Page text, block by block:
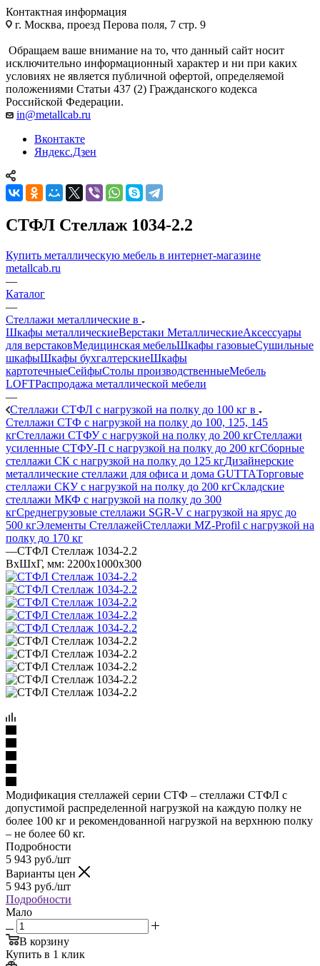
Контактная информация
г. Москва, проезд Перова поля, 7 стр. 9
Обращаем ваше внимание на то, что данный сайт носит
исключительно информационный характер и ни при каких
условиях не является публичной офертой, определяемой
положениями Статьи 437 (2) Гражданского кодекса
Российской Федерации.
in@metallcab.ru
Вконтакте
Яндекс.Дзен
СТФЛ Стеллаж 1034-2.2
Купить металлическую мебель в интернет-магазине
metallcab.ru
—
Каталог
—
Стеллажи металлические в
Шкафы металлическиеВерстаки МеталлическиеАксессуары
для верстаковМедицинская мебельШкафы газовыеСушильные
шкафыШкафы бухгалтерскиеШкафы
картотечныеСейфыСтолы производственныеМебель
LOFTРаспродажа металлической мебели
—
Стеллажи СТФЛ с нагрузкой на полку до 100 кг в
Стеллажи СТФ с нагрузкой на полку до 100, 125, 145
кгСтеллажи СТФУ с нагрузкой на полку до 200 кгСтеллажи
усиленные СТФУ-П с нагрузкой на полку до 200 кгСборные
стеллажи СК с нагрузкой на полку до 125 кгДизайнерские
металлические стеллажи для офиса и дома GUTTAТорговые
стеллажи СКУ с нагрузкой на полку до 200 кгСкладские
стеллажи МКФ с нагрузкой на полку до 300
кгСреднегрузовые стеллажи SGR-V с нагрузкой на ярус до
500 кгЭлементы СтеллажейСтеллажи MZ-Profil с нагрузкой на
полку до 170 кг
—СТФЛ Стеллаж 1034-2.2
ВхШхГ, мм: 2200x1000x300
Модификация стеллажей серии СТФ – стеллажи СТФЛ с
допустимой распределенной нагрузкой на каждую полку не
более 100 кг и рекомендованной нагрузкой на верхнюю полку
– не более 60 кг.
Подробности
5 943 руб./шт
Варианты цен
5 943 руб./шт
Подробности
Мало
В корзину
Купить в 1 клик